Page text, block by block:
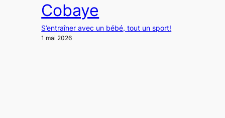
Cobaye
S’entraîner avec un bébé, tout un sport!
1 mai 2026